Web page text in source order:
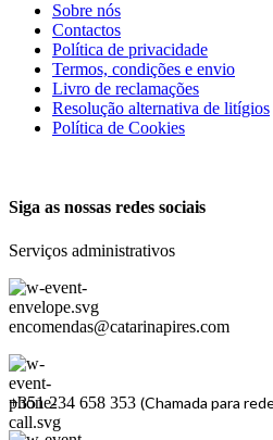
Sobre nós
Contactos
Política de privacidade
Termos, condições e envio
Livro de reclamações
Resolução alternativa de litígios
Política de Cookies
Siga as nossas redes sociais
Serviços administrativos
encomendas@catarinapires.com
+351 234 658 353 (Chamada para